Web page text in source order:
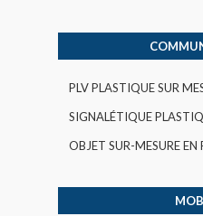
PLV PLASTIQUE SUR
SIGNALÉTIQUE
OBJET SUR-MESURE EN